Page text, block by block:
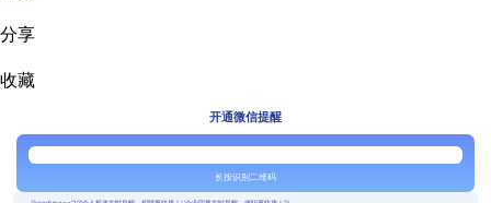
分享
收藏
开通微信提醒
长按识别二维码